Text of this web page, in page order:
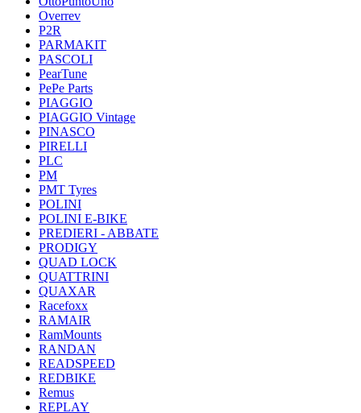
Overrev
P2R
PARMAKIT
PASCOLI
PearTune
PePe Parts
PIAGGIO
PIAGGIO Vintage
PINASCO
PIRELLI
PLC
PM
PMT Tyres
POLINI
POLINI E-BIKE
PREDIERI - ABBATE
PRODIGY
QUAD LOCK
QUATTRINI
QUAXAR
Racefoxx
RAMAIR
RamMounts
RANDAN
READSPEED
REDBIKE
Remus
REPLAY